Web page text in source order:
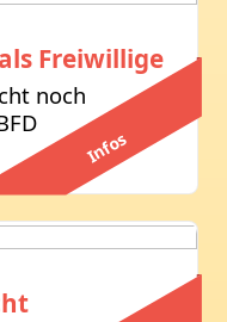
Freiwillige
noch
Infos